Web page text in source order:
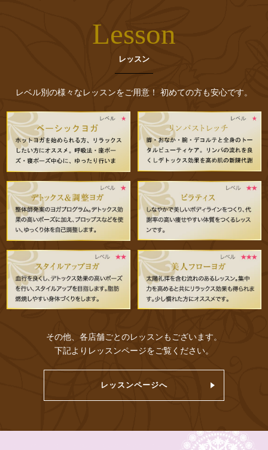
Lesson
レッスン
レベル別の様々なレッスンをご用意！ 初めての方も安心です。
その他、各店舗ごとのレッスンもございます。
下記よりレッスンページをご覧ください。
レッスンページへ